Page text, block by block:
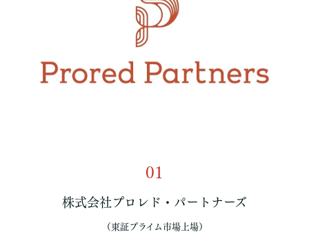
01
株式会社プロレド・パートナーズ
（東証プライム市場上場）